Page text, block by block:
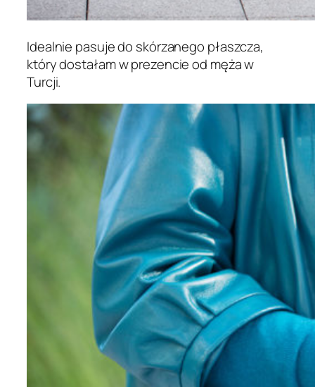
Idealnie pasuje do skórzanego płaszcza,
który dostałam w prezencie od męża w
Turcji.